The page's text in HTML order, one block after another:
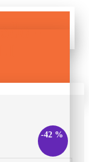
-
-42 %